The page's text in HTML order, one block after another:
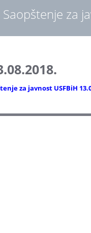
Saopštenje za
za javnost USFBiH